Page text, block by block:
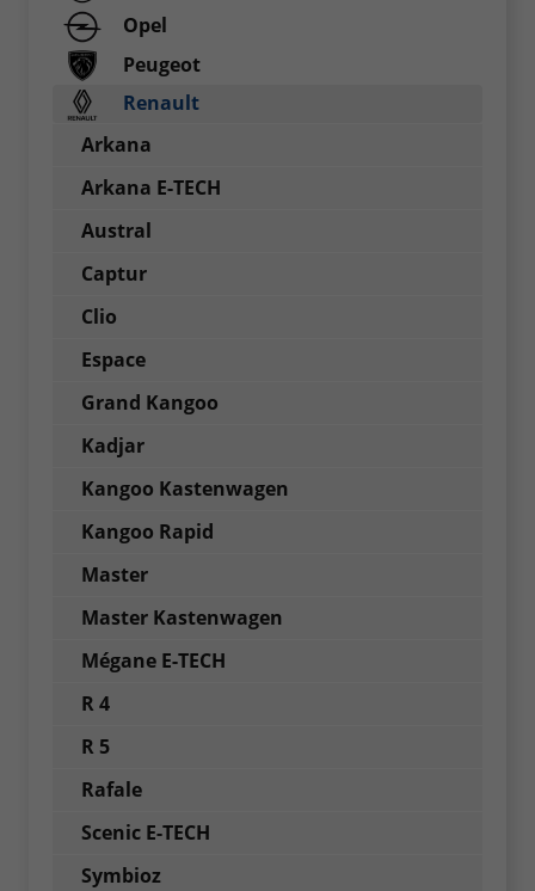
Opel
Peugeot
Renault
Arkana
Arkana E-TECH
Austral
Captur
Clio
Espace
Grand Kangoo
Kadjar
Kangoo Kastenwagen
Kangoo Rapid
Master
Master Kastenwagen
Mégane E-TECH
R 4
R 5
Rafale
Scenic E-TECH
Symbioz